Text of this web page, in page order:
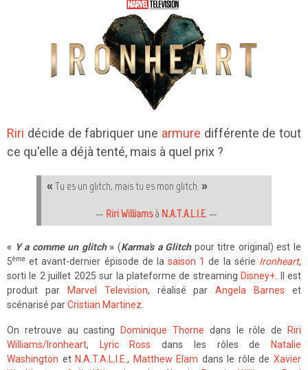
Riri décide de fabriquer une armure différente de tout
ce qu'elle a déjà tenté, mais à quel prix ?
« Tu es un glitch, mais tu es mon glitch. »
— Riri Williamsà N.A.T.A.L.I.E.—
« Y a comme un glitch» (Karma's a Glitchpour titre original) est le
5ème et avant-dernier épisode de lasaison 1 de la série Ironheart,
sorti le 2 juillet 2025 sur la plateforme de streaming Disney+ . Il est
produit par
Marvel Television, réalisé parAngela Barnes et
scénarisé parCristian Martinez
On retrouve au casting Dominique Thorne dans le rôle de
Riri
Williams/Ironheart, Lyric Ross dans les rôles de
Natalie
Washington et N.A.T.A.L.I.E., Matthew Elam dans le rôle deXavier